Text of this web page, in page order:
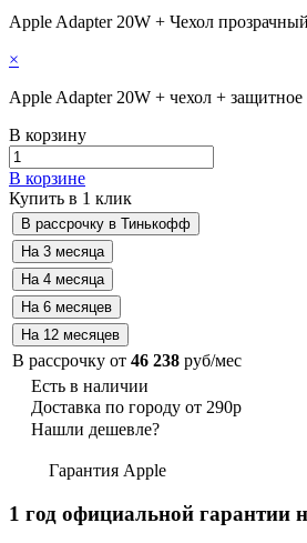
Apple Adapter 20W + Чехол
×
Apple Adapter 20W + чехол + защитное
В корзину
В корзине
Купить в 1 клик
В рассрочку от 46 238 руб/мес
Есть в наличии
Доставка по городу от 290р
Нашли дешевле?
Гарантия Apple
1 год официальной гарантии